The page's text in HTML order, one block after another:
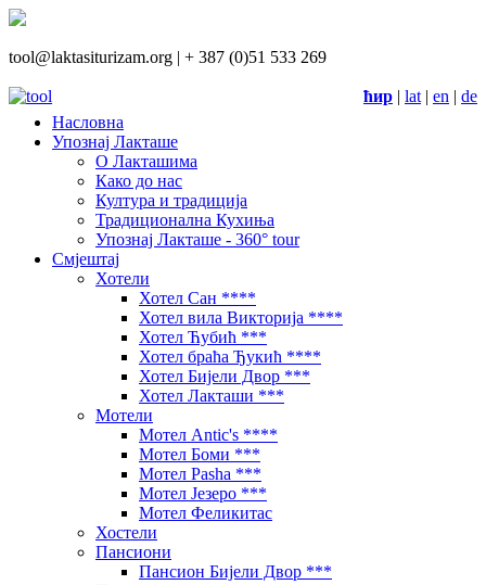
tool@laktasiturizam.org | + 387 (0)51 533 269
ћир | lat | en | de
Насловна
Упознај Лакташе
О Лакташима
Како до нас
Култура и традиција
Традиционална Кухиња
Упознај Лакташе - 360° tour
Смјештај
Хотели
Хотел Сан ****
Хотел вила Викторија ****
Хотел Ћубић ***
Хотел браћа Ђукић ****
Хотел Бијели Двор ***
Хотел Лакташи ***
Мотели
Мотел Antic's ****
Мотел Боми ***
Мотел Pasha ***
Мотел Језеро ***
Мотел Феликитас
Хостели
Пансиони
Пансион Бијели Двор ***